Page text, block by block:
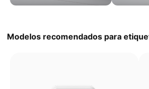
Modelos recomendados para